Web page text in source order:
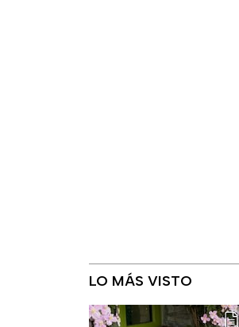
LO MÁS VISTO